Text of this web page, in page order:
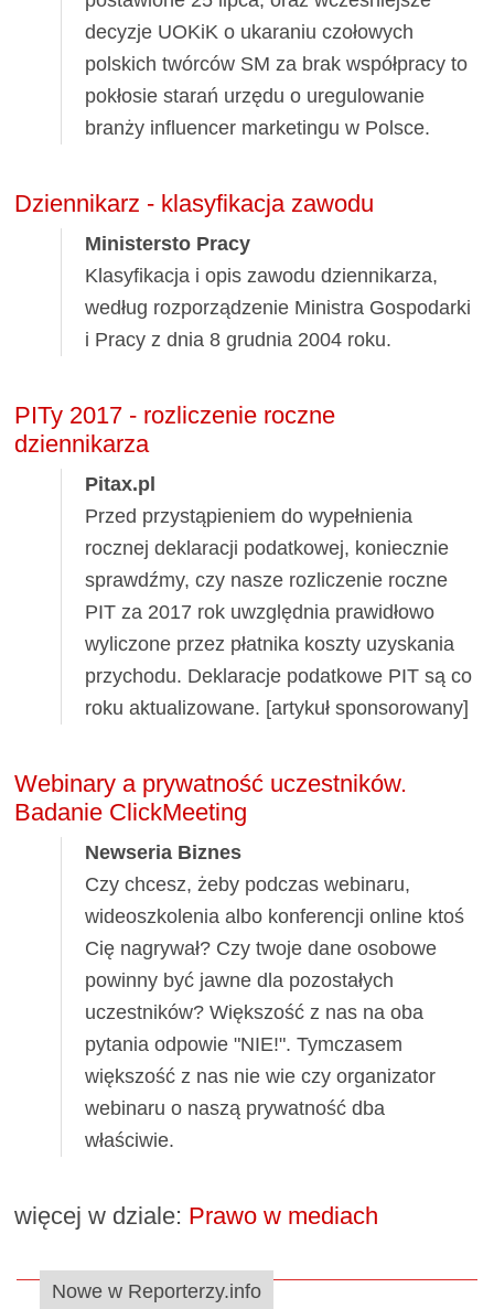
decyzje UOKiK o ukaraniu czołowych
polskich twórców SM za brak współpracy to
pokłosie starań urzędu o uregulowanie
branży influencer marketingu w Polsce.
Dziennikarz - klasyfikacja zawodu
Ministersto Pracy
Klasyfikacja i opis zawodu dziennikarza,
według rozporządzenie Ministra Gospodarki
i Pracy z dnia 8 grudnia 2004 roku.
PITy 2017 - rozliczenie roczne
dziennikarza
Pitax.pl
Przed przystąpieniem do wypełnienia
rocznej deklaracji podatkowej, koniecznie
sprawdźmy, czy nasze rozliczenie roczne
PIT za 2017 rok uwzględnia prawidłowo
wyliczone przez płatnika koszty uzyskania
przychodu. Deklaracje podatkowe PIT są co
roku aktualizowane. [artykuł sponsorowany]
Webinary a prywatność uczestników.
Badanie ClickMeeting
Newseria Biznes
Czy chcesz, żeby podczas webinaru,
wideoszkolenia albo konferencji online ktoś
Cię nagrywał? Czy twoje dane osobowe
powinny być jawne dla pozostałych
uczestników? Większość z nas na oba
pytania odpowie "NIE!". Tymczasem
większość z nas nie wie czy organizator
webinaru o naszą prywatność dba
właściwie.
więcej w dziale: Prawo w mediach
Nowe w Reporterzy.info